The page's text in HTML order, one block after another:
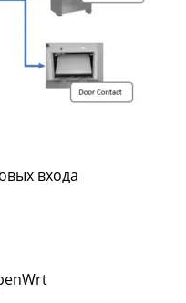
входа